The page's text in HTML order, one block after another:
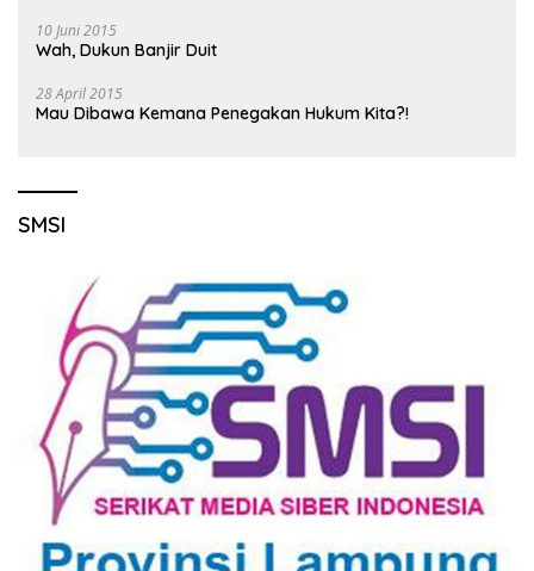
10 Juni 2015
Wah, Dukun Banjir Duit
28 April 2015
Mau Dibawa Kemana Penegakan Hukum Kita?!
SMSI